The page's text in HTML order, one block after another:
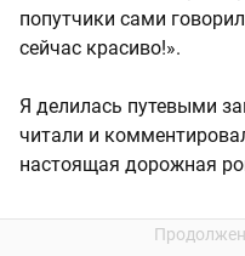
попутчики сами
сейчас красиво!».
Я делилась путевыми
читали и
настоящая дорожная